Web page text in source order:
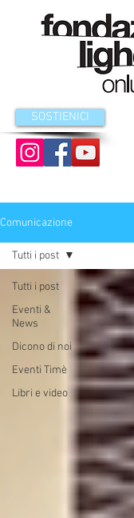
SOSTIENICI
Comunicazione
Tutti i post
Eventi &
News
Dicono di noi
Eventi Timè
Libri e video
Tutti i post